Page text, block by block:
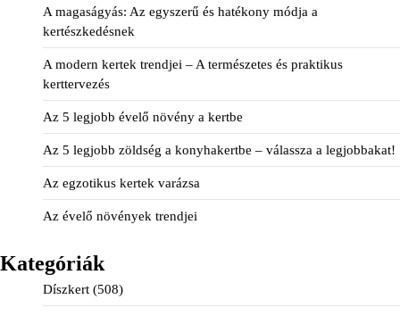
A magaságyás: Az egyszerű és hatékony módja a
kertészkedésnek
A modern kertek trendjei – A természetes és praktikus
kerttervezés
Az 5 legjobb évelő növény a kertbe
Az 5 legjobb zöldség a konyhakertbe – válassza a legjobbakat!
Az egzotikus kertek varázsa
Az évelő növények trendjei
Kategóriák
Díszkert (508)